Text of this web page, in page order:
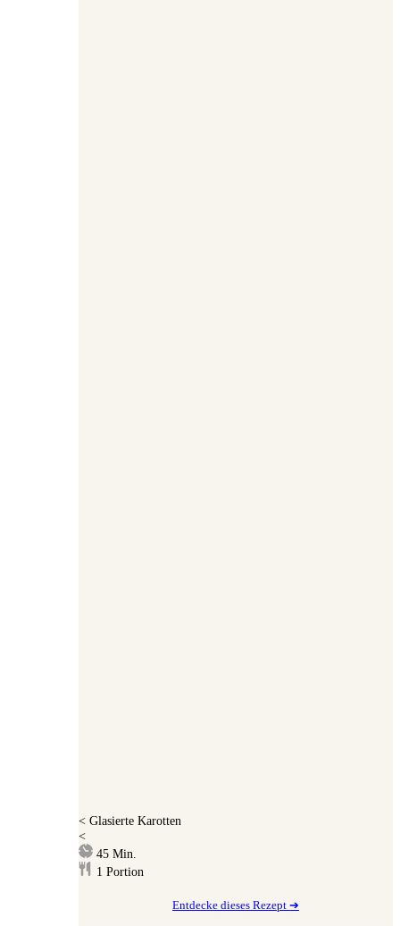
< Glasierte Karotten
<
45 Minuten
Min.
1 Portion
Entdecke dieses Rezept ➔